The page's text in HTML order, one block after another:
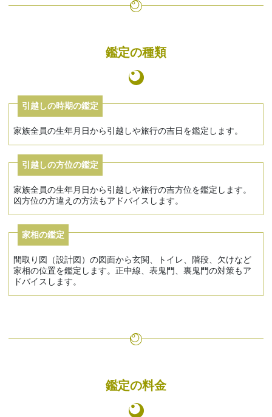
鑑定の種類
引越しの時期の鑑定
家族全員の生年月日から引越しや旅行の吉日を鑑定します。
引越しの方位の鑑定
家族全員の生年月日から引越しや旅行の吉方位を鑑定します。
凶方位の方違えの方法もアドバイスします。
家相の鑑定
間取り図（設計図）の図面から玄関、トイレ、階段、欠けなど
家相の位置を鑑定します。正中線、表鬼門、裏鬼門の対策もア
ドバイスします。
鑑定の料金